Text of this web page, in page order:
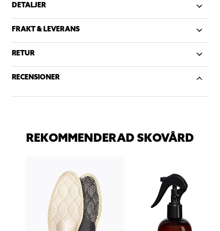
DETALJER
FRAKT & LEVERANS
RETUR
RECENSIONER
REKOMMENDERAD SKOVÅRD